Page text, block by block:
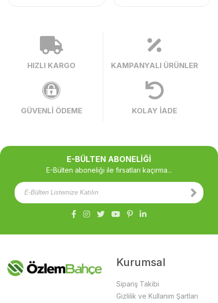
HIZLI KARGO KAMPANYALI ÜRÜNLER
GÜVENLİ ÖDEME KOLAY İADE
E-BÜLTEN ABONELİĞİ
E-Bülten aboneliği ile fırsatları kaçırma...
Kurumsal
Sipariş Takibi
Gizlilik ve Kullanım Şartları